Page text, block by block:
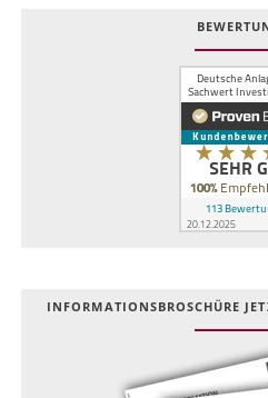
INFOR­MATIONS­BROSCHÜRE